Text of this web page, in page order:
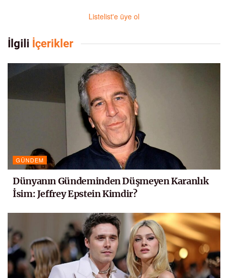
Listelist'e üye ol
İlgili İçerikler
GÜNDEM
Dünyanın Gündeminden Düşmeyen Karanlık
İsim: Jeffrey Epstein Kimdir?